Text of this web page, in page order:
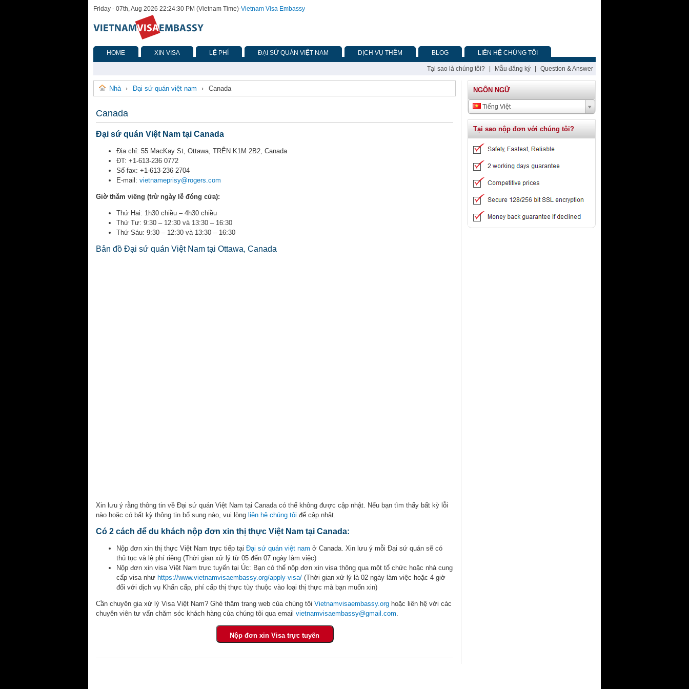
Friday - 07th, Aug 2026 22:24:30 PM (Vietnam Time)-Vietnam Visa Embassy
HOME XIN VISA LỆ PHÍ ĐẠI SỨ QUÁN VIỆT NAM DỊCH VỤ THÊM BLOG LIÊN HỆ CHÚNG TÔI
Tại sao là chúng tôi? Mẫu đăng ký Question & Answer
Nhà › Đại sứ quán việt nam › Canada
Canada
Đại sứ quán Việt Nam tại Canada
Địa chỉ: 55 MacKay St, Ottawa, TRÊN K1M 2B2 , Canada
ĐT: +1-613-236 0772
Số fax: +1-613-236 2704
E-mail: vietnameprisy@rogers.com
Giờ thăm viếng (trừ ngày lễ đóng cửa):
Thứ Hai: 1h30 chiều – 4h30 chiều
Thứ Tư: 9:30 – 12:30 và 13:30 – 16:30
Thứ Sáu: 9:30 – 12:30 và 13:30 – 16:30
Bản đồ Đại sứ quán Việt Nam tại Ottawa, Canada
Xin lưu ý rằng thông tin về Đại sứ quán Việt Nam tại Canada có thể không được cập nhật. Nếu bạn tìm thấy bất kỳ lỗi
nào hoặc có bất kỳ thông tin bổ sung nào, vui lòng liên hệ chúng tôi để cập nhật.
Có 2 cách để du khách nộp đơn xin thị thực Việt Nam tại Canada:
Nộp đơn xin thị thực Việt Nam trực tiếp tại Đại sứ quán việt nam ở Canada. Xin lưu ý mỗi Đại sứ quán sẽ có
thủ tục và lệ phí riêng (Thời gian xử lý từ 05 đến 07 ngày làm việc)
Nộp đơn xin visa Việt Nam trực tuyến tại Úc: Bạn có thể nộp đơn xin visa thông qua một tổ chức hoặc nhà cung
cấp visa như https://www.vietnamvisaembassy.org/apply-visa/ (Thời gian xử lý là 02 ngày làm việc hoặc 4 giờ
đối với dịch vụ Khẩn cấp, phí cấp thị thực tùy thuộc vào loại thị thực mà bạn muốn xin)
Cần chuyên gia xử lý Visa Việt Nam? Ghé thăm trang web của chúng tôi Vietnamvisaembassy.org hoặc liên hệ với các
chuyên viên tư vấn chăm sóc khách hàng của chúng tôi qua email vietnamvisaembassy@gmail.com
NGÔN NGỮ
Tiếng Việt
Tại sao nộp đơn với chúng tôi?